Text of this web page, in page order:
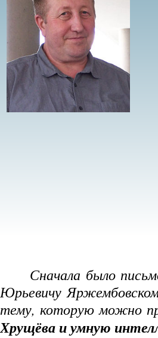
Сначала было
Юрьевичу
тему, которую можно
Хрущёва и умную